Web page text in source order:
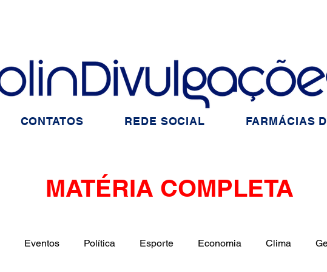
MATÉRIA COMPLETA
Eventos Política Esporte Economia Clima
CONTATOS REDE SOCIAL FARMÁCIAS